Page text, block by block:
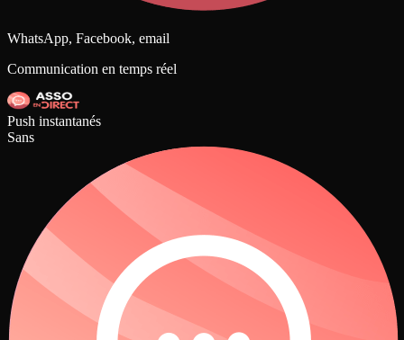
WhatsApp, Facebook, email
Communication en temps réel
Push instantanés
Sans